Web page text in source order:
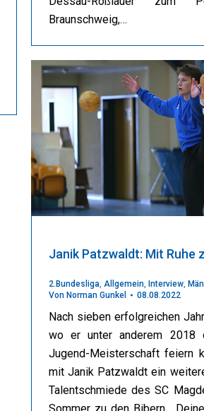
Braunschweig,…
Janik Patzwaldt: Mit Ruhe
2.Bundesliga, Allgemein, Interview,
Von Norman Gunkel 08.08.2022
Nach sieben erfolgreichen
wo er unter anderem 2018
Jugend-Meisterschaft feiern
mit Janik Patzwaldt ein
Talentschmiede des SC